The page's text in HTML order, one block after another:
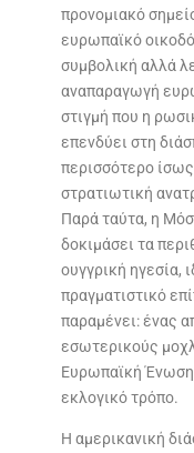
προνομιακό
ευρωπαϊκό
συμβολική αλλά
αναπαραγωγή
στιγμή που η
επενδύει στη
περισσότερο
στρατιωτική
Παρά ταύτα, η
δοκιμάσει τα
ουγγρική ηγεσία,
πραγματιστικό
παραμένει: ένας
εσωτερικούς
Ευρωπαϊκή
εκλογικό τρόπο.
Η αμερικανική